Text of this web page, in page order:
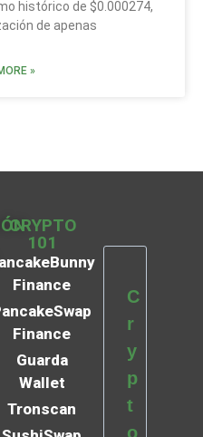
histórico de $0.000274,
de apenas
»
CRYPTO
101
Finance
Finance
Guarda
Wallet
Tronscan
C
r
y
p
t
o